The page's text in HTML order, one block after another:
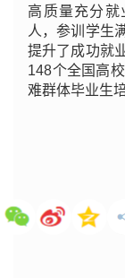
高质量充分就
人，参训学生
提升了成功就
148个全国高
难群体毕业生